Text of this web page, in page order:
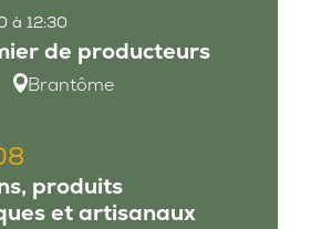
à 12:30
de producteurs
Brantôme
produits
et artisanaux